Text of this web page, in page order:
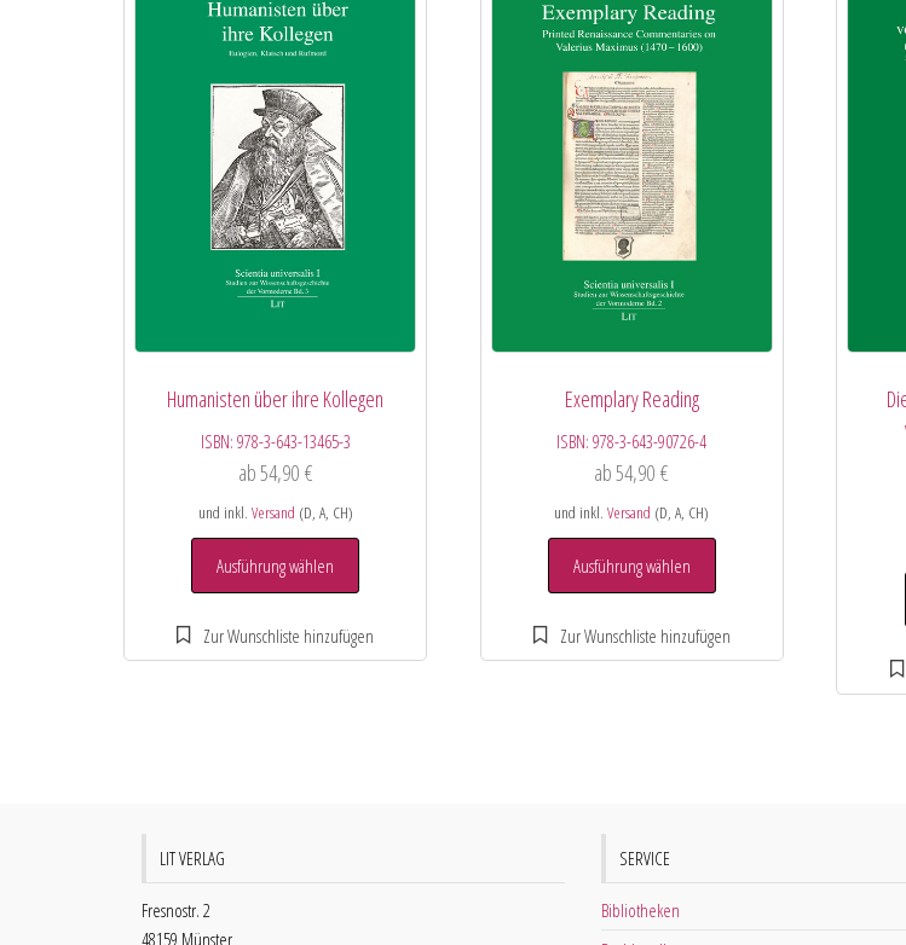
Humanisten über ihre Kollegen
ISBN: 978-3-643-13465-3
ab54,90 €
und inkl. Versand (D, A, CH)
Ausführung wählen
Exemplary Reading
ISBN:978-3-643-90726-4
ab54,90€
und inkl.Versand (D, A, CH)
Ausführung wählen
LIT VERLAG
Fresnostr. 2
48159 Münster
SERVICE
Bibliotheken